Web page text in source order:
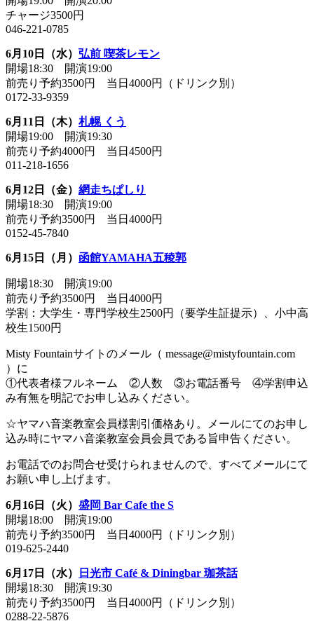
チャージ3500円
046-221-0785
6月10日（水） 弘前 喫茶レモン
開場18:30 開演19:00
前売り予約3500円 当日4000円（ドリンク別）
0172-33-9359
6月11日（木） 札幌 くう
開場19:00 開演19:30
前売り予約4000円 当日4500円
011-218-1656
6月12日（金） 網走ちぱしり
開場18:30 開演19:00
前売り予約3500円 当日4000円
0152-45-7840
6月15日（月） 函館YAMAHA五稜郭
開場18:30 開演19:00
前売り予約3500円 当日4000円
学割：大学生・専門学校生2500円（要学生証提示）、小中高
校生1500円
Misty Fountainサイトのメール（ message@mistyfountain.com
）に
①代表者様フルネーム ②人数 ③お電話番号 ④学割申込
み有無を明記でお申し込みください。
☆ヤマハ音楽教室会員様割引価格あり。メールにてのお申し
込み時にヤマハ音楽教室会員会員である旨申告ください。
お電話でのお問合せ受けられませんので、すべてメールにて
お願い申し上げます。
6月16日（火） 盛岡 Bar Cafe the S
開場18:00 開演19:00
前売り予約3500円 当日4000円（ドリンク別）
019-625-2440
6月17日（水）
日光市 Café & Diningbar 珈茶話
開場18:30 開演19:30
前売り予約3500円 当日4000円（ドリンク別）
0288-22-5876